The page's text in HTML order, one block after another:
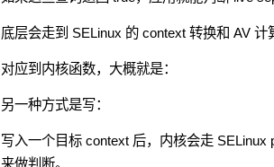
底层会走到 SELinux 的 context 转换和 AV 计
对应到内核函数，大概就是：
另一种方式是写：
写入一个目标 context 后，内核会走
来做判断。